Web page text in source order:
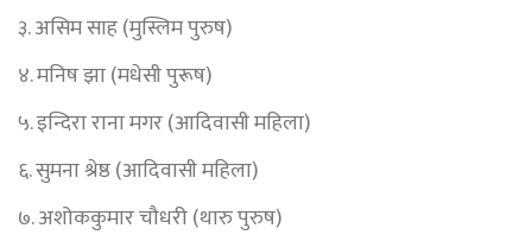
३. असिम साह (मुस्लिम पुरुष)
४. मनिष झा (मधेसी पुरूष)
५. इन्दिरा राना मगर (आदिवासी महिला)
६. सुमना श्रेष्ठ (आदिवासी महिला)
७. अशोककुमार चौधरी (थारु पुरुष)